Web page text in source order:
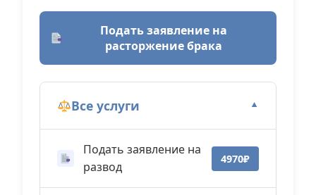
Подать заявление на
расторжение брака
Все услуги ▼
Подать заявление на
развод
4970₽